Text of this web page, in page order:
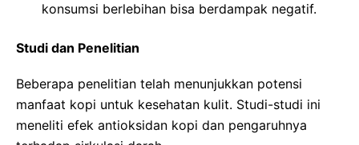
konsumsi berlebihan bisa berdampak negatif.
Studi dan Penelitian
Beberapa penelitian telah menunjukkan potensi
manfaat kopi untuk kesehatan kulit. Studi-studi ini
meneliti efek antioksidan kopi dan pengaruhnya